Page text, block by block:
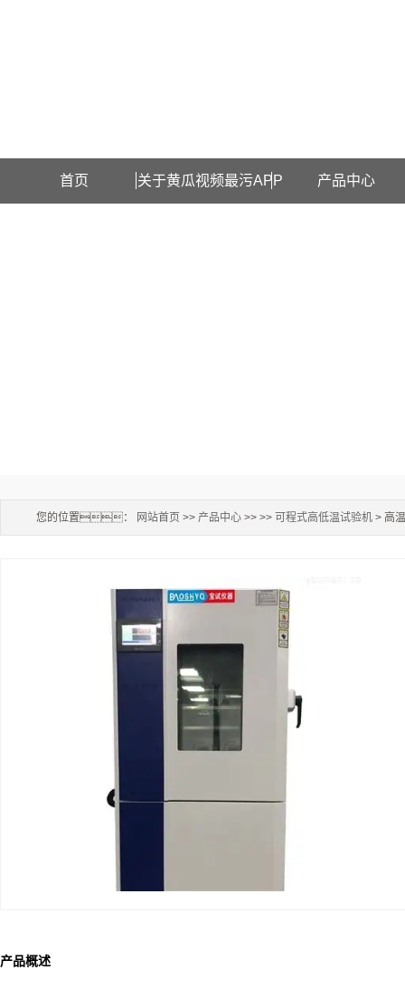
首页 关于黄瓜视频最污APP 产品中心
您的位置： 网站首页 >> 产品中心 >> >> 可程式高低温试验机 > 高
产品概述